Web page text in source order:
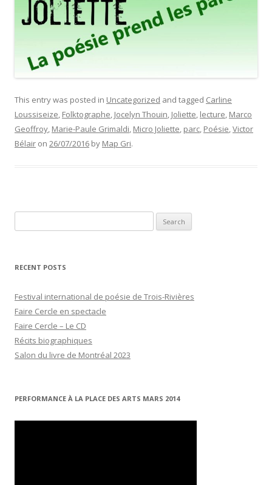
This entry was posted in Uncategorized and tagged Carline
Loussiseize, Folktographe, Jocelyn Thouin, Joliette, lecture, Marco
Geoffroy, Marie-Paule Grimaldi, Micro Joliette, parc, Poésie,Victor
Bélair on 26/07/2016 by Map Gri.
for:
RECENT POSTS
Festival international de poésie de Trois-Rivières
Faire Cercle en spectacle
Faire Cercle – Le CD
Récits biographiques
Salon du livre de Montréal 2023
PERFORMANCE À LA PLACE DES ARTS MARS 2014